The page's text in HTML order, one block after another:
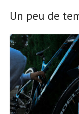
Un peu de